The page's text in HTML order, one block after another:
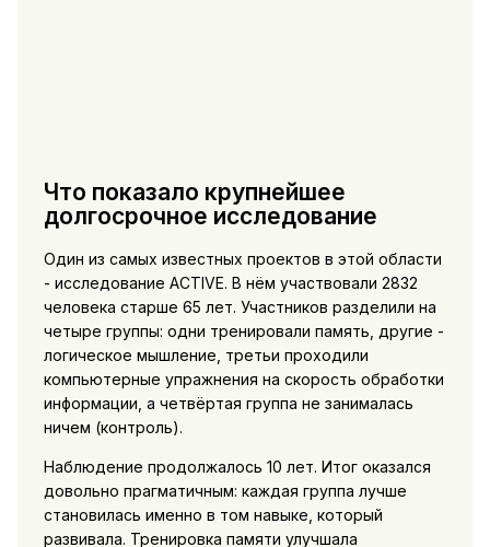
Что показало крупнейшее
долгосрочное исследование
Один из самых известных проектов в этой области
- исследование ACTIVE. В нём участвовали 2832
человека старше 65 лет. Участников разделили на
четыре группы: одни тренировали память, другие -
логическое мышление, третьи проходили
компьютерные упражнения на скорость обработки
информации, а четвёртая группа не занималась
ничем (контроль).
Наблюдение продолжалось 10 лет. Итог оказался
довольно прагматичным: каждая группа лучше
становилась именно в том навыке, который
развивала. Тренировка памяти улучшала